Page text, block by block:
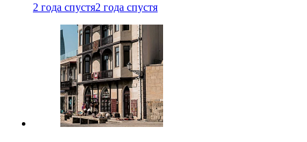
2 года спустя2 года спустя